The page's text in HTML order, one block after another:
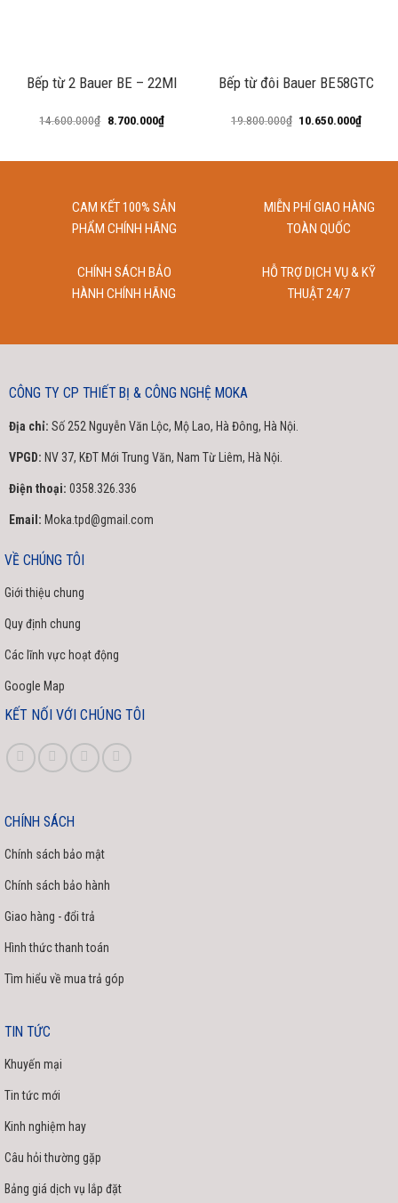
Voltage(V)/Frequency(Hz): 220/50
Bếp từ 2 Bauer BE – 22MI
14.600.000₫ 8.700.000₫
Bếp từ đôi Bauer BE58GTC
19.800.000₫ 10.650.000₫
CAM KẾT 100% SẢN
PHẨM CHÍNH HÃNG
MIỄN PHÍ GIAO HÀNG
TOÀN QUỐC
CHÍNH SÁCH BẢO
HÀNH CHÍNH HÃNG
HỖ TRỢ DỊCH VỤ & KỸ
THUẬT 24/7
CÔNG TY CP THIẾT BỊ & CÔNG NGHỆ MOKA
Địa chỉ: Số 252 Nguyễn Văn Lộc, Mộ Lao, Hà Đông, Hà Nội.
VPGD: NV 37, KĐT Mới Trung Văn, Nam Từ Liêm, Hà Nội.
Điện thoại: 0358.326.336
Email: Moka.tpd@gmail.com
VỀ CHÚNG TÔI
Giới thiệu chung
Quy định chung
Các lĩnh vực hoạt động
Google Map
KẾT NỐI VỚI CHÚNG TÔI
CHÍNH SÁCH
Chính sách bảo mật
Chính sách bảo hành
Giao hàng - đổi trả
Hình thức thanh toán
Tìm hiểu về mua trả góp
TIN TỨC
Khuyến mại
Tin tức mới
Kinh nghiệm hay
Câu hỏi thường gặp
Bảng giá dịch vụ lắp đặt